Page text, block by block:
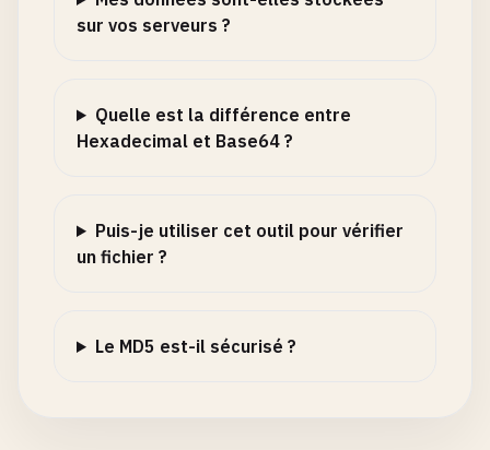
sur vos serveurs ?
Quelle est la différence entre
Hexadecimal et Base64 ?
Puis-je utiliser cet outil pour vérifier
un fichier ?
Le MD5 est-il sécurisé ?